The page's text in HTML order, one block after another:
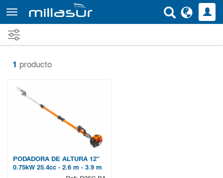
contenido
principal
1 producto
PODADORA DE ALTURA 12"
0.75kW 25.4cc - 2.6 m - 3.9 m